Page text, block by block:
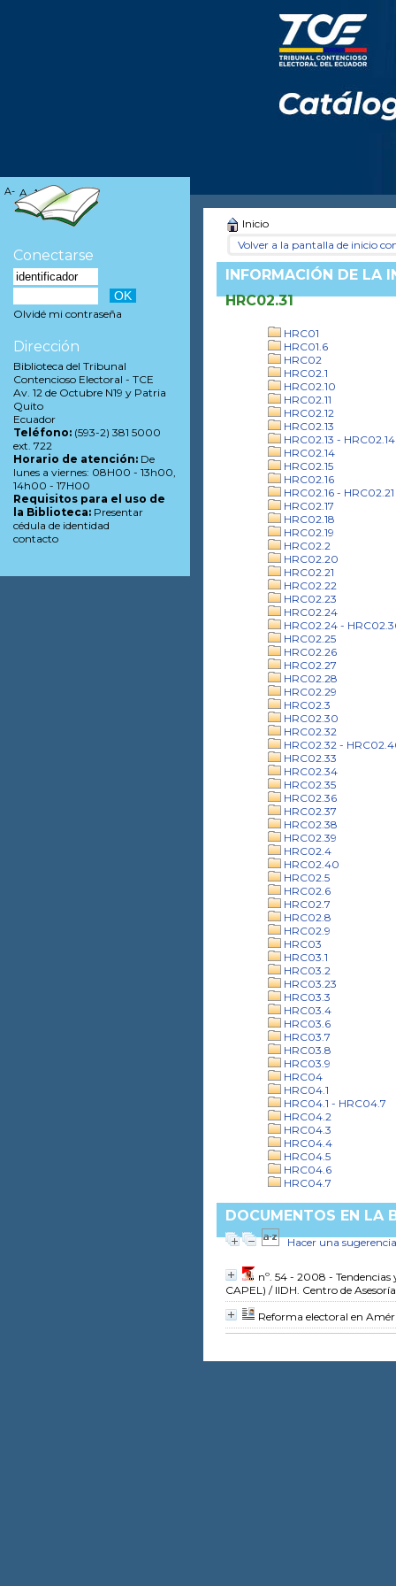
Inicio
Volver a la pantalla de inicio
INFORMACIÓN DE LA
HRC02.31
HRC01
HRC01.6
HRC02
HRC02.1
HRC02.10
HRC02.11
HRC02.12
HRC02.13
HRC02.13 - HRC02.14
HRC02.14
HRC02.15
HRC02.16
HRC02.16 - HRC02.21
HRC02.17
HRC02.18
HRC02.19
HRC02.2
HRC02.20
HRC02.21
HRC02.22
HRC02.23
HRC02.24
HRC02.24 -
HRC02.25
HRC02.26
HRC02.27
HRC02.28
HRC02.29
HRC02.3
HRC02.30
HRC02.32
HRC02.32 -
HRC02.33
HRC02.34
HRC02.35
HRC02.36
HRC02.37
HRC02.38
HRC02.39
HRC02.4
HRC02.40
HRC02.5
HRC02.6
HRC02.7
HRC02.8
HRC02.9
HRC03
HRC03.1
HRC03.2
HRC03.23
HRC03.3
HRC03.4
HRC03.6
HRC03.7
HRC03.8
HRC03.9
HRC04
HRC04.1
HRC04.1 - HRC04.7
HRC04.2
HRC04.3
HRC04.4
HRC04.5
HRC04.6
HRC04.7
DOCUMENTOS EN LA
Hacer una sugerencia
nº. 54 - 2008 -
CAPEL) / IIDH. Centro de
Reforma electoral en
A- A A+
Conectarse
Olvidé mi contraseña
Dirección
Biblioteca del Tribunal
Contencioso Electoral - TCE
Av. 12 de Octubre N19 y Patria
Quito
Ecuador
Teléfono: (593-2) 381 5000
ext. 722
Horario de atención: De
lunes a viernes: 08H00 - 13h00,
14h00 - 17H00
Requisitos para el uso de
la Biblioteca: Presentar
cédula de identidad
contacto